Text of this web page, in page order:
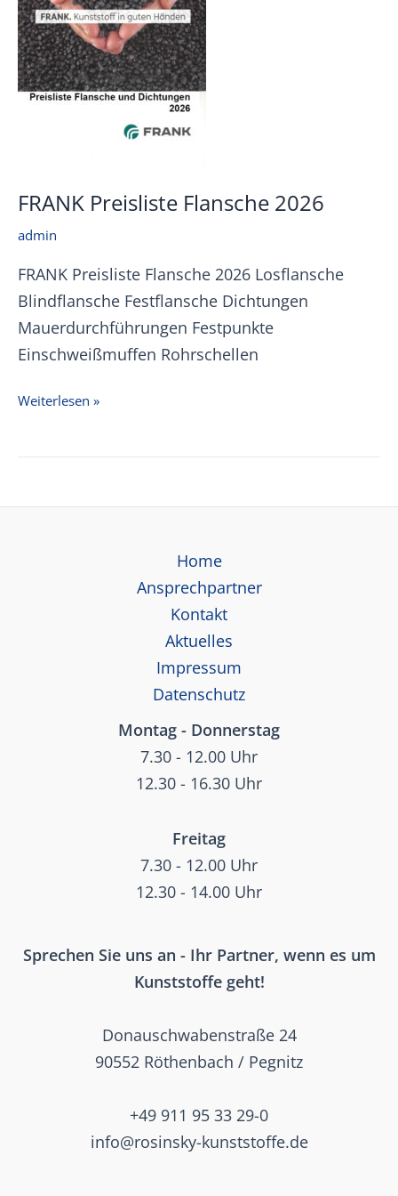
FRANK Preisliste Flansche 2026
admin
FRANK Preisliste Flansche 2026 Losflansche
Blindflansche Festflansche Dichtungen
Mauerdurchführungen Festpunkte
Einschweißmuffen Rohrschellen
FRANK
Flansche
Weiterlesen »
Home
Ansprechpartner
Kontakt
Aktuelles
Impressum
Datenschutz
Montag - Donnerstag
7.30 - 12.00 Uhr
12.30 - 16.30 Uhr
Freitag
7.30 - 12.00 Uhr
12.30 - 14.00 Uhr
Sprechen Sie uns an - Ihr Partner, wenn es um
Kunststoffe geht!
Donauschwabenstraße 24
90552 Röthenbach / Pegnitz
+49 911 95 33 29-0
info@rosinsky-kunststoffe.de